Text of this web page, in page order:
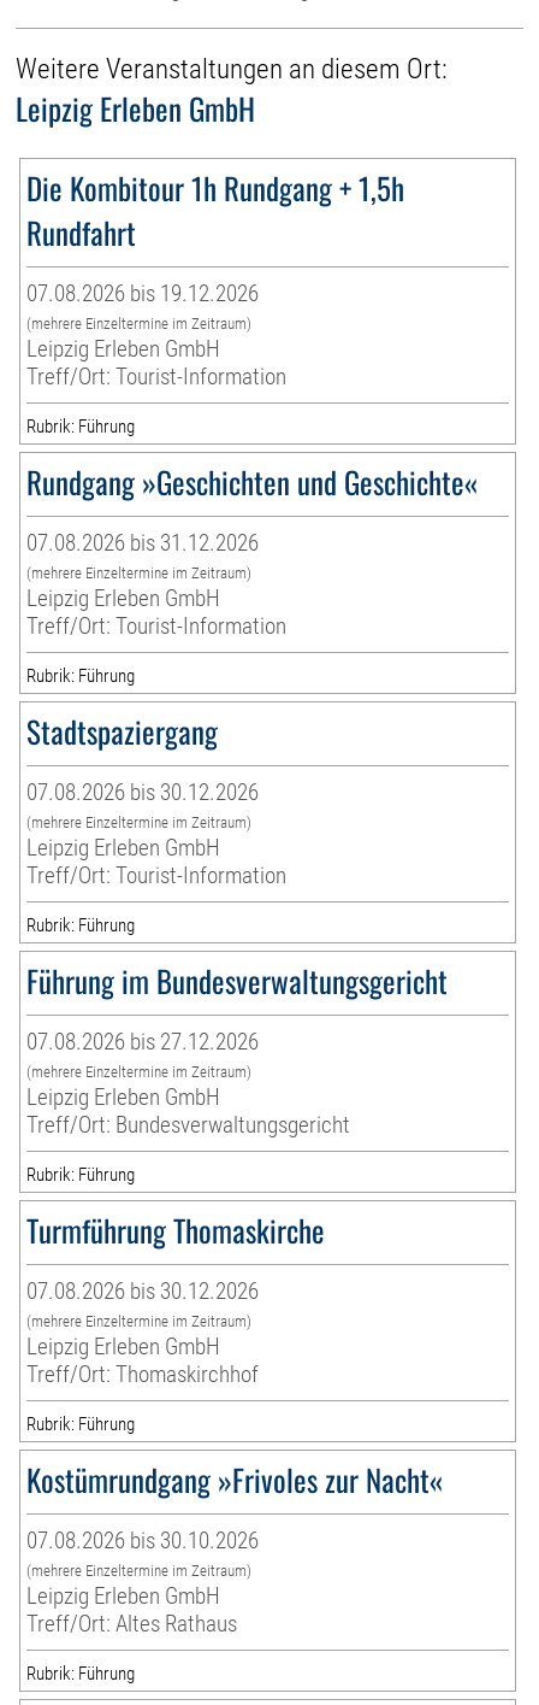
Weitere Veranstaltungen an diesem Ort:
Leipzig Erleben GmbH
Die Kombitour 1h Rundgang + 1,5h
Rundfahrt
07.08.2026 bis 19.12.2026
(mehrere Einzeltermine im Zeitraum)
Leipzig Erleben GmbH
Treff/Ort: Tourist-Information
Rubrik: Führung
Rundgang »Geschichten und Geschichte«
07.08.2026 bis 31.12.2026
(mehrere Einzeltermine im Zeitraum)
Leipzig Erleben GmbH
Treff/Ort: Tourist-Information
Rubrik: Führung
Stadtspaziergang
07.08.2026 bis 30.12.2026
(mehrere Einzeltermine im Zeitraum)
Leipzig Erleben GmbH
Treff/Ort: Tourist-Information
Rubrik: Führung
Führung im Bundesverwaltungsgericht
07.08.2026 bis 27.12.2026
(mehrere Einzeltermine im Zeitraum)
Leipzig Erleben GmbH
Treff/Ort: Bundesverwaltungsgericht
Rubrik: Führung
Turmführung Thomaskirche
07.08.2026 bis 30.12.2026
(mehrere Einzeltermine im Zeitraum)
Leipzig Erleben GmbH
Treff/Ort: Thomaskirchhof
Rubrik: Führung
Kostümrundgang »Frivoles zur Nacht«
07.08.2026 bis 30.10.2026
(mehrere Einzeltermine im Zeitraum)
Leipzig Erleben GmbH
Treff/Ort: Altes Rathaus
Rubrik: Führung